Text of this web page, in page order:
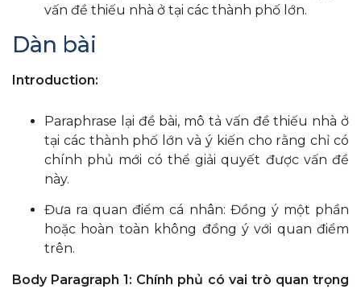
vấn đề thiếu nhà ở tại các thành phố lớn.
Dàn bài
Introduction:
Paraphrase lại đề bài, mô tả vấn đề thiếu nhà ở
tại các thành phố lớn và ý kiến cho rằng chỉ có
chính phủ mới có thể giải quyết được vấn đề
này.
Đưa ra quan điểm cá nhân: Đồng ý một phần
hoặc hoàn toàn không đồng ý với quan điểm
trên.
Body Paragraph 1: Chính phủ có vai trò quan trọng